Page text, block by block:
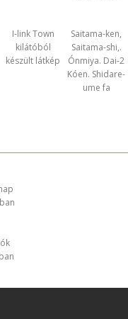
I-link Town
kilátóból
készült látkép
Saitama-ken,
Saitama-shi,.
Ónmiya. Dai-2
Kóen. Shidare-
ume fa